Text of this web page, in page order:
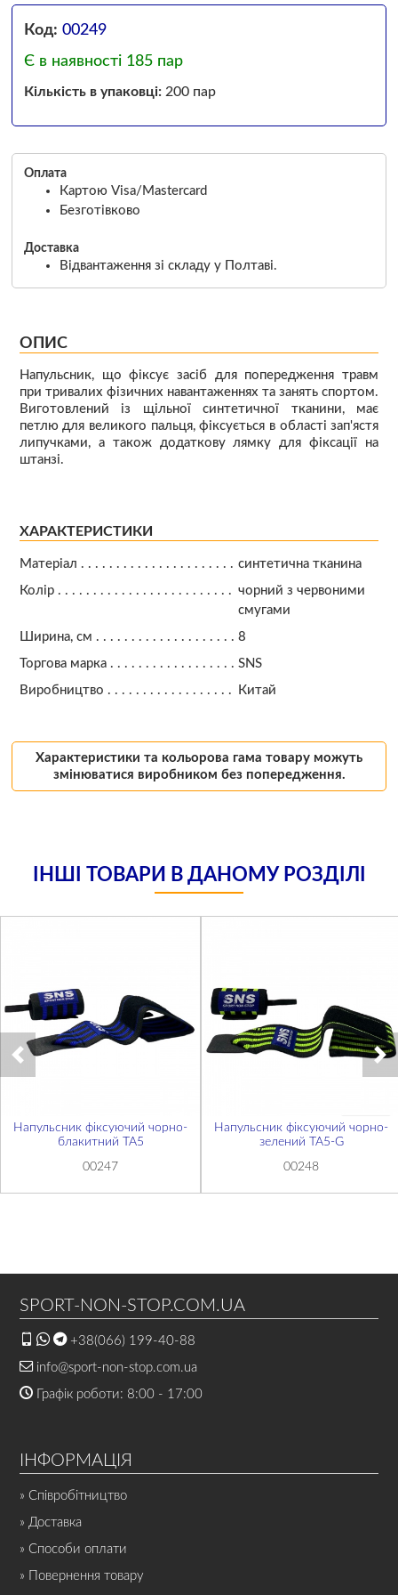
Код: 00249
Є в наявності 185 пар
Кількість в упаковці:200 пар
Оплата
Картою Visa/Mastercard
Безготівково
Доставка
Відвантаження зі складу у Полтаві.
ОПИС
Напульсник, що фіксує засіб для попередження травм
при тривалих фізичних навантаженнях та занять спортом.
Виготовлений із щільної синтетичної тканини, має
петлю для великого пальця, фіксується в області зап'ястя
липучками, а також додаткову лямку для фіксації на
штанзі.
ХАРАКТЕРИСТИКИ
Матеріал
синтетична тканина
Колір
чорний з червоними
смугами
Ширина, см
8
Торгова марка
SNS
Виробництво
Китай
Характеристики та кольорова гама товару можуть
змінюватися виробником без попередження.
ІНШІ ТОВАРИ В ДАНОМУ РОЗДІЛІ
Напульсник фіксуючий чорно-
блакитний ТА5
00247
Напульсник фіксуючий чорно-
зелений ТА5-G
00248
SPORT-NON-STOP.COM.UA
+38(066) 199-40-88
info@sport-non-stop.com.ua
Графік роботи: 8:00 - 17:00
ІНФОРМАЦІЯ
» Співробітництво
» Доставка
» Способи оплати
» Повернення товару